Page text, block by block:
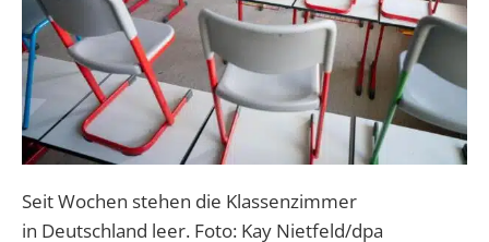
Seit Wochen stehen die Klassenzimmer
in Deutschland leer. Foto: Kay Nietfeld/dpa